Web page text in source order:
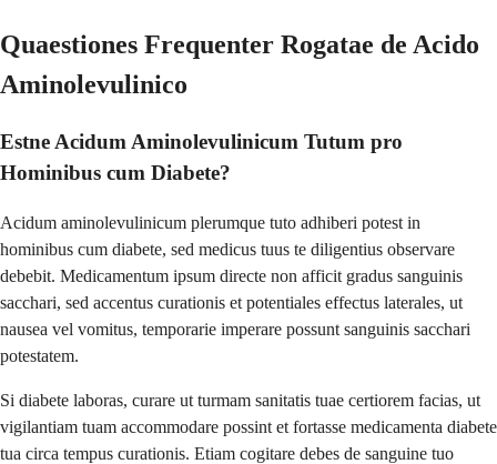
Quaestiones Frequenter Rogatae de Acido
Aminolevulinico
Estne Acidum Aminolevulinicum Tutum pro
Hominibus cum Diabete?
Acidum aminolevulinicum plerumque tuto adhiberi potest in
hominibus cum diabete, sed medicus tuus te diligentius observare
debebit. Medicamentum ipsum directe non afficit gradus sanguinis
sacchari, sed accentus curationis et potentiales effectus laterales, ut
nausea vel vomitus, temporarie imperare possunt sanguinis sacchari
potestatem.
Si diabete laboras, curare ut turmam sanitatis tuae certiorem facias, ut
vigilantiam tuam accommodare possint et fortasse medicamenta diabete
tua circa tempus curationis. Etiam cogitare debes de sanguine tuo